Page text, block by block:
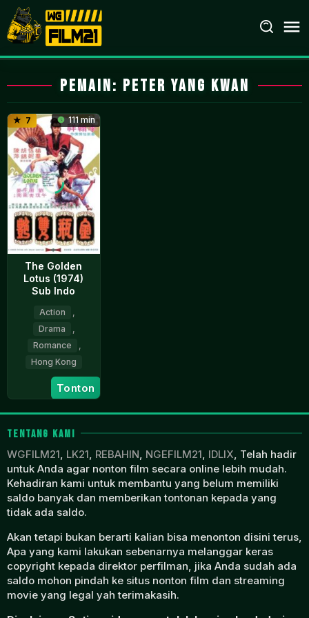
Loncat
ke
konten
Pemain: Peter Yang Kwan
7 111 min
The Golden
Lotus (1974)
Sub Indo
Action
Drama
Romance
Hong Kong
17
Jan
1974
Li
Han-
Hsiang
Tonton
TENTANG KAMI
WGFILM21, LK21, REBAHIN, NGEFILM21, IDLIX, Telah hadir
untuk Anda agar nonton film secara online lebih mudah.
Kehadiran kami untuk membantu yang belum memiliki
saldo banyak dan memberikan tontonan kepada yang
tidak ada saldo.
Akan tetapi bukan berarti kalian bisa menonton disini terus,
Apa yang kami lakukan sebenarnya melanggar keras
copyright kepada direktor perfilman, jika Anda sudah ada
saldo mohon pindah ke situs nonton film dan streaming
movie yang legal yah terimakasih.